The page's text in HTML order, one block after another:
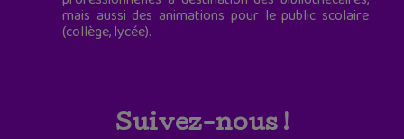
mais aussi des animations pour le public scolaire
(collège, lycée).
Suivez-nous !